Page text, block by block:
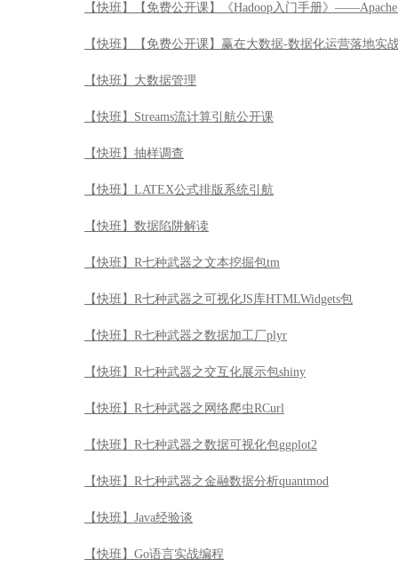
【快班】【免费公开课】《Hadoop入门手册》
【快班】【免费公开课】赢在大数据-数据化运营落地实
【快班】大数据管理
【快班】Streams流计算引航公开课
【快班】抽样调查
【快班】LATEX公式排版系统引航
【快班】数据陷阱解读
【快班】R七种武器之文本挖掘包tm
【快班】R七种武器之可视化JS库HTMLWidgets包
【快班】R七种武器之数据加工厂plyr
【快班】R七种武器之交互化展示包shiny
【快班】R七种武器之网络爬虫RCurl
【快班】R七种武器之数据可视化包ggplot2
【快班】R七种武器之金融数据分析quantmod
【快班】Java经验谈
【快班】Go语言实战编程